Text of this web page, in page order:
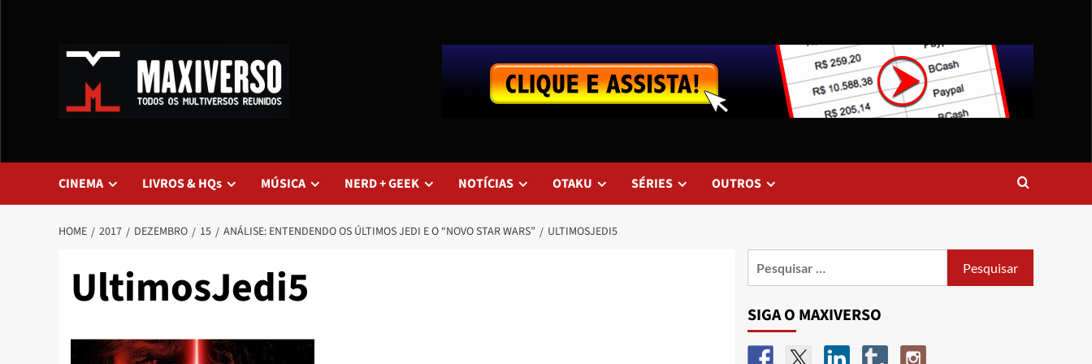
CINEMA LIVROS & HQs MÚSICA NERD + GEEK NOTÍCIAS OTAKU SÉRIES OUTROS
HOME 2017 DEZEMBRO 15 ANÁLISE: ENTENDENDO OS ÚLTIMOS JEDI E O “NOVO STAR WARS” ULTIMOSJEDI5
UltimosJedi5 SIGA O MAXIVERSO